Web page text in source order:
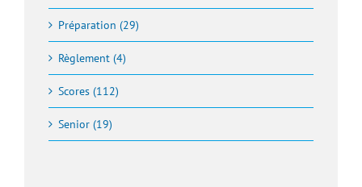
Préparation (29)
Règlement (4)
Scores (112)
Senior (19)